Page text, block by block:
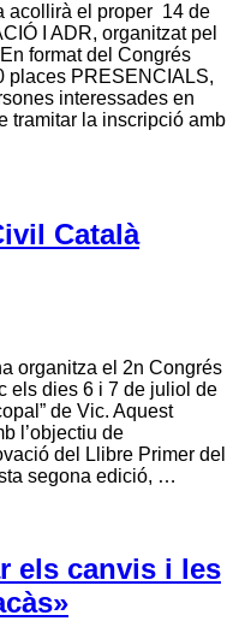
acollirà el proper 14 de
I ADR, organitzat pel
format del Congrés
places PRESENCIALS,
interessades en
tramitar la inscripció amb
Català
organitza el 2n Congrés
els dies 6 i 7 de juliol de
de Vic. Aquest
l’objectiu de
del Llibre Primer del
segona edició, …
els canvis i les